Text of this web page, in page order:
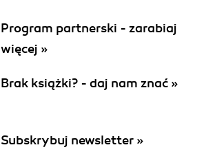
Program partnerski - zarabiaj
więcej »
Brak książki? - daj nam znać »
Subskrybuj newsletter »